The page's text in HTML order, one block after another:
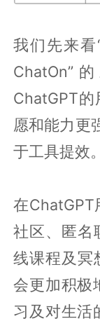
我们先来看
ChatOn”
ChatGPT的
愿和能力更
于工具提效。
在ChatGPT
社区、匿名
线课程及冥
会更加积极
习及对生活